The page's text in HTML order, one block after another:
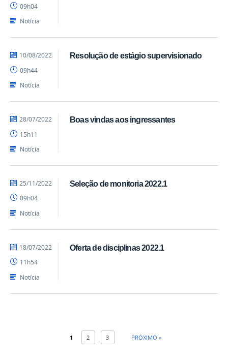
09h04
Notícia
Resolução de estágio supervisionado
por
publicado
10/08/2022
09h44
Notícia
Boas vindas aos ingressantes
por
publicado
28/07/2022
15h11
Notícia
Seleção de monitoria 2022.1
por
publicado
25/11/2022
09h04
Notícia
Oferta de disciplinas 2022.1
por
publicado
18/07/2022
11h54
Notícia
1 2 3 PRÓXIMO »